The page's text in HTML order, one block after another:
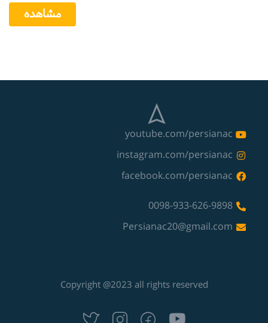
مشاهده
youtube.com/persianac
instagram.com/persianac
facebook.com/persianac
0098-933-626-9898
Persianac20@gmail.com
Copyright @2023 all rights reserved